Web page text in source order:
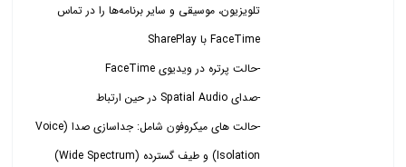
تلویزیون، موسیقی و سایر برنامه‌ها را در تماس
-حالت پرتره در ویدیوی FaceTime
-صدای Spatial Audio در حین ارتباط
-حالت های میکروفون شامل: جداسازی صدا (Voice
Isolation) و طیف گسترده (Wide Spectrum)